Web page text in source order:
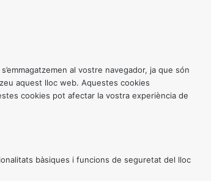
al vostre navegador, ja que són
aquest lloc web. Aquestes cookies
cookies pot afectar la vostra experiència de
bàsiques i funcions de seguretat del lloc